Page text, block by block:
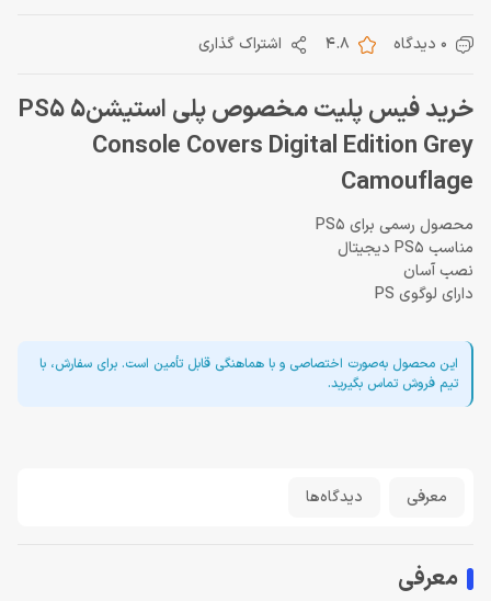
0 دیدگاه 4.8 اشتراک گذاری
خرید فیس پلیت مخصوص پلی استیشن5 PS5
Console Covers Digital Edition Grey
Camouflage
محصول رسمی برای PS5
مناسب PS5 دیجیتال
نصب آسان
دارای لوگوی PS
این محصول به‌صورت اختصاصی و با هماهنگی قابل تأمین است. برای سفارش، با
تیم فروش تماس بگیرید.
معرفی دیدگاه‌ها
معرفی